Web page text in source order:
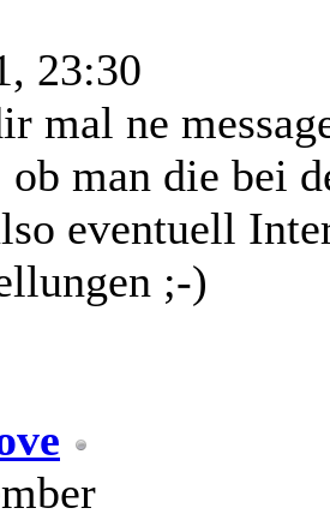
23:30
mal ne
ob man die bei
eventuell
;-)